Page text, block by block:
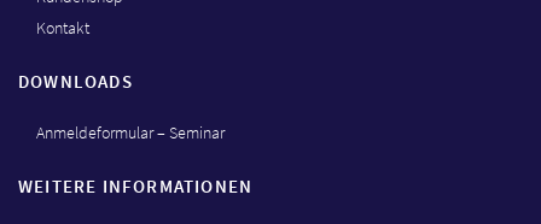
Kontakt
DOWNLOADS
Anmeldeformular – Seminar
WEITERE INFORMATIONEN